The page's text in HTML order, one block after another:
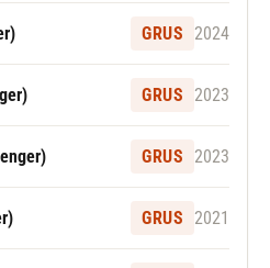
GRUS 2024
GRUS 2023
GRUS 2023
GRUS 2021